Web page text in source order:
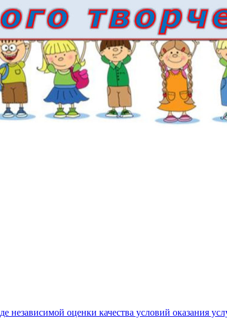
независимой оценки качества условий оказания